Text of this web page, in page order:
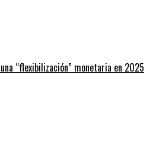
“flexibilización” monetaria en 2025